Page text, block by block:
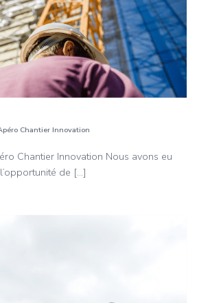
Chantier Innovation
Chantier Innovation Nous avons eu
l’opportunité de […]